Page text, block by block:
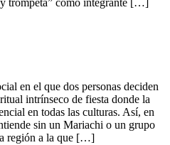
en el que dos personas deciden
intrínseco de fiesta donde la
en todas las culturas. Así, en
sin un Mariachi o un grupo
región a la que […]